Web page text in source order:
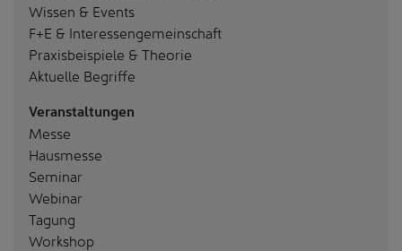
Wissen & Events
F+E & Interessengemeinschaft
Praxisbeispiele & Theorie
Aktuelle Begriffe
Veranstaltungen
Messe
Hausmesse
Seminar
Webinar
Tagung
Workshop